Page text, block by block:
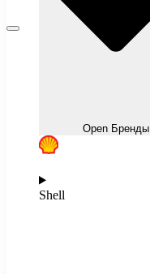
Open Бренды
Shell